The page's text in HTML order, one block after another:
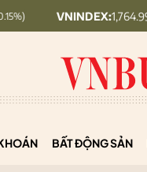
1,764.99 + 3.76 (+0.21%)
BẤT ĐỘNG SẢN